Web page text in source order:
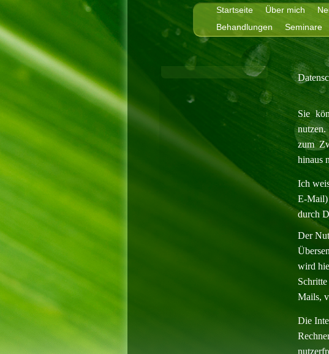
Startseite Über mich
Behandlungen
Seminare
Sie
zum
hinaus
Ich
E-Mail)
durch
Der
wird
Mails,
Die